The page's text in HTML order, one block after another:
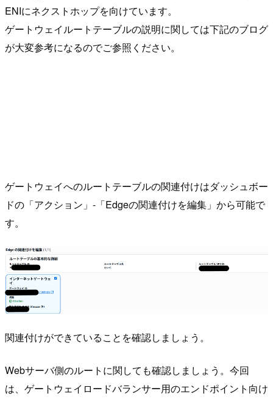
ENIにネクストホップを向けています。
ゲートウェイルートテーブルの説明に関しては下記のブログ
が大変参考になるのでご参照ください。
ゲートウェイへのルートテーブルの関連付けはダッシュボー
ドの「アクション」-「Edgeの関連付けを編集」から可能で
す。
関連付けができていることを確認しましょう。
Webサーバ側のルートに関しても確認しましょう。今回
は、ゲートウェイロードバランサー用のエンドポイント向け